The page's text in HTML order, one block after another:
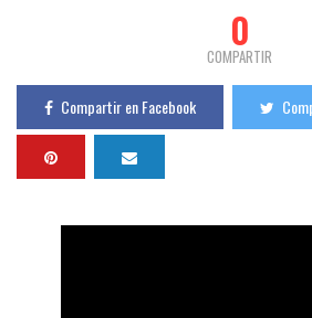
0
COMPARTIR
Compartir en Facebook